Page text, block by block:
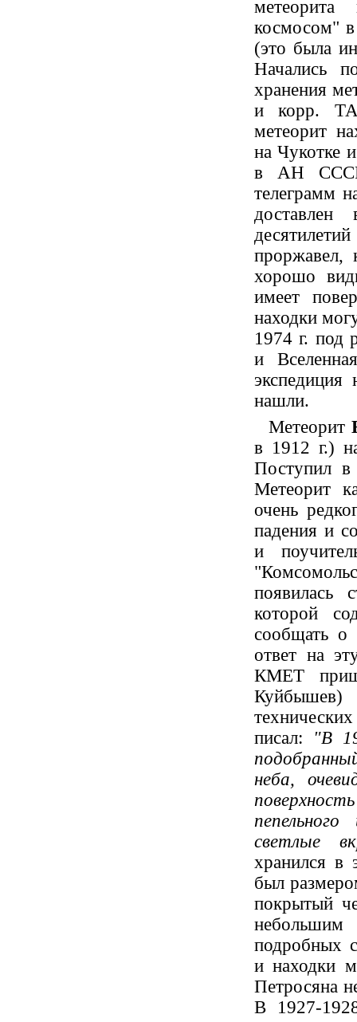
космосом" в
(это была
Начались
хранения
и корр.
метеорит
на Чукотке
в АН
телеграмм
проржавел,
хорошо
имеет
находки
1974 г. под
и
экспедиция
нашли.
Метеорит
в 1912 г.)
Поступил
Метеорит
очень
падения и
и
появилась
которой
сообщать о
ответ на
КМЕТ
Куйбышев)
писал:
"В
неба,
светлые
хранился в
был
покрытый
подробных
и находки
Петросяна
В 1927-